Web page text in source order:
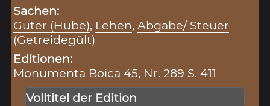
Sachen:
Güter (Hube), Lehen,Abgabe/ Steuer
(Getreidegült)
Editionen:
Monumenta Boica 45, Nr. 289 S. 411
Volltitel der Edition